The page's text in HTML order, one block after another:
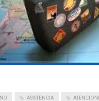
ASISTENCIA